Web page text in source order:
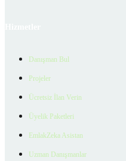
Danışman Bul
Projeler
Ücretsiz İlan Verin
Üyelik Paketleri
EmlakZeka Asistan
Uzman Danışmanlar